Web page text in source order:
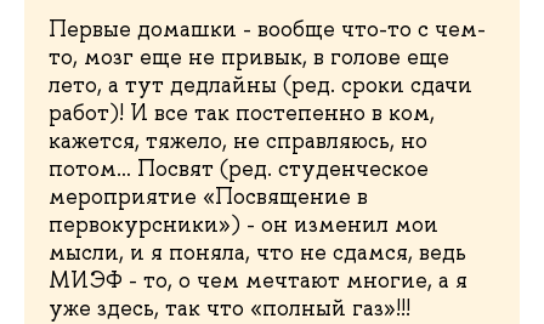
Первые домашки - вообще что-то с чем-
то, мозг еще не привык, в голове еще
лето, а тут дедлайны (ред. сроки сдачи
работ)! И все так постепенно в ком,
кажется, тяжело, не справляюсь, но
потом… Посвят (ред. студенческое
мероприятие «Посвящение в
первокурсники») - он изменил мои
мысли, и я поняла, что не сдамся, ведь
МИЭФ - то, о чем мечтают многие, а я
уже здесь, так что «полный газ»!!!